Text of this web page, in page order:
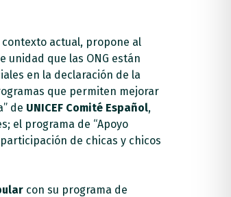
actual, propone al
unidad que las ONG están
en la declaración de la
que permiten mejorar
de UNICEF Comité Español,
el programa de “Apoyo
de chicas y chicos
con su programa de